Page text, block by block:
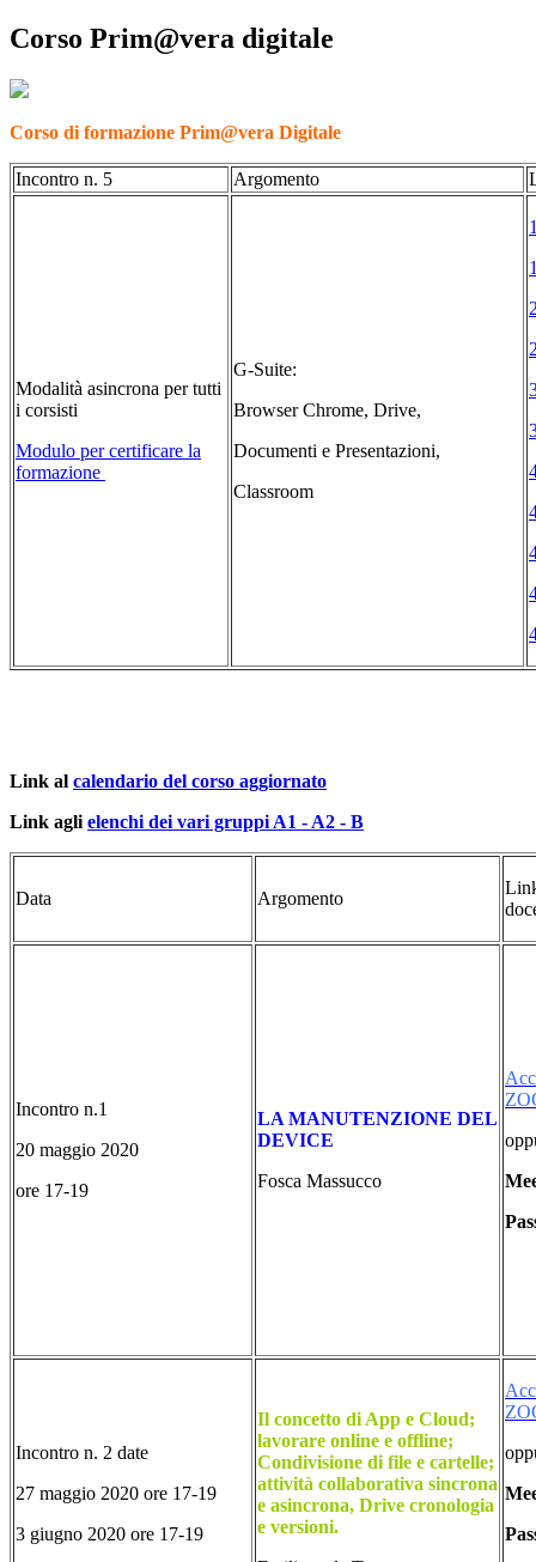
Corso Prim@vera digitale
Corso di formazione Prim@vera Digitale
Incontro n. 5 Argomento
Modalità asincrona per tutti
i corsisti
Modulo per certificare la
formazione
G-Suite:
Browser Chrome, Drive,
Documenti e Presentazioni,
Classroom
Link al calendario del corso aggiornato
Link agli elenchi dei vari gruppi A1 - A2 - B
Data Argomento
Incontro n.1
20 maggio 2020
ore 17-19
LA MANUTENZIONE DEL
DEVICE
Fosca Massucco
Incontro n. 2 date
27 maggio 2020 ore 17-19
3 giugno 2020 ore 17-19
Il concetto di App e Cloud;
lavorare online e offline;
Condivisione di file e cartelle;
attività collaborativa sincrona
e asincrona, Drive cronologia
e versioni.